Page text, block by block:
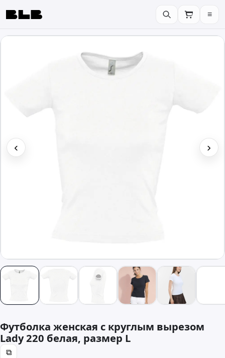
BLB ≡
‹ ›
Футболка женская с круглым вырезом
Lady 220 белая, размер L
⧉